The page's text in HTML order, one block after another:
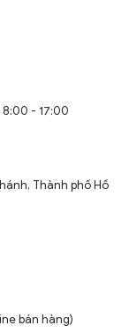
- 17:00
Thành phố Hồ
bán hàng)